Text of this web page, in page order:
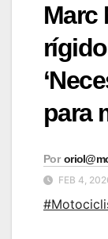
Marc
para
Por
FEB 4,